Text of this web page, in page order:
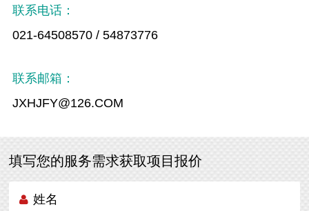
联系电话：
021-64508570 / 54873776
联系邮箱：
JXHJFY@126.COM
填写您的服务需求获取项目报价
姓名